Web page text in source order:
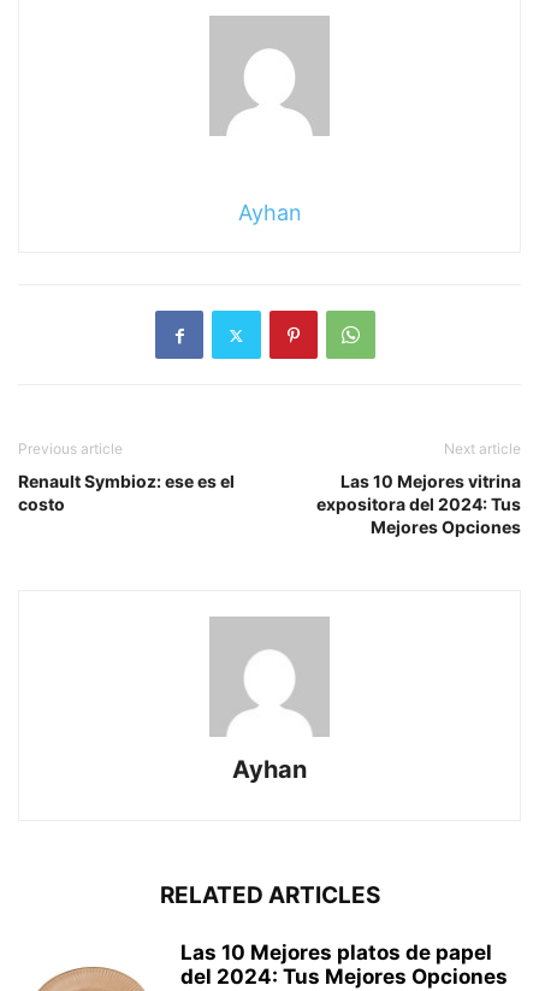
Ayhan
Previous article
Renault Symbioz: ese es el
costo
Next article
Las 10 Mejores vitrina
expositora del 2024: Tus
Mejores Opciones
Ayhan
RELATED ARTICLES
Las 10 Mejores platos de papel
del 2024: Tus Mejores Opciones